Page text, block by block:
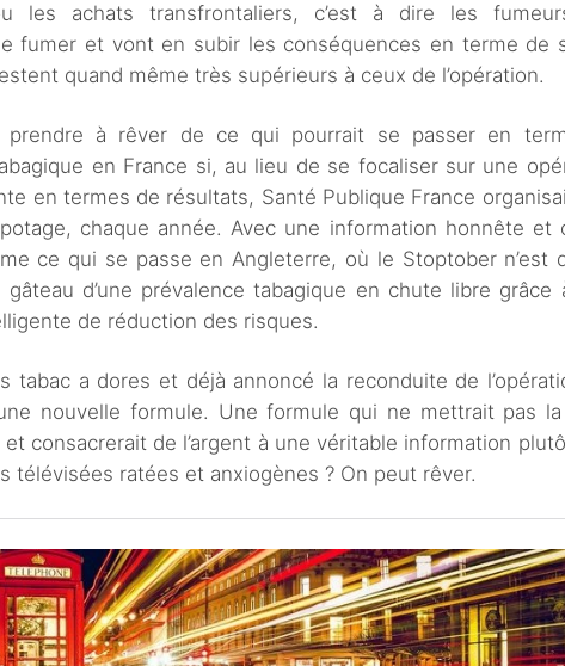
les achats transfrontaliers, c’est à dire les
fumer et vont en subir les conséquences en terme de
quand même très supérieurs à ceux de l’opération.
à rêver de ce qui pourrait se passer en
en France si, au lieu de se focaliser sur une
en termes de résultats, Santé Publique France
chaque année. Avec une information honnête et
ce qui se passe en Angleterre, où le Stoptober n’est
d’une prévalence tabagique en chute libre grâce
de réduction des risques.
tabac a dores et déjà annoncé la reconduite de
nouvelle formule. Une formule qui ne mettrait pas la
consacrerait de l’argent à une véritable information
télévisées ratées et anxiogènes ? On peut rêver.